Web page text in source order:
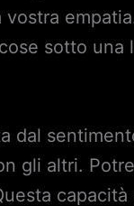
sotto una
gli altri.